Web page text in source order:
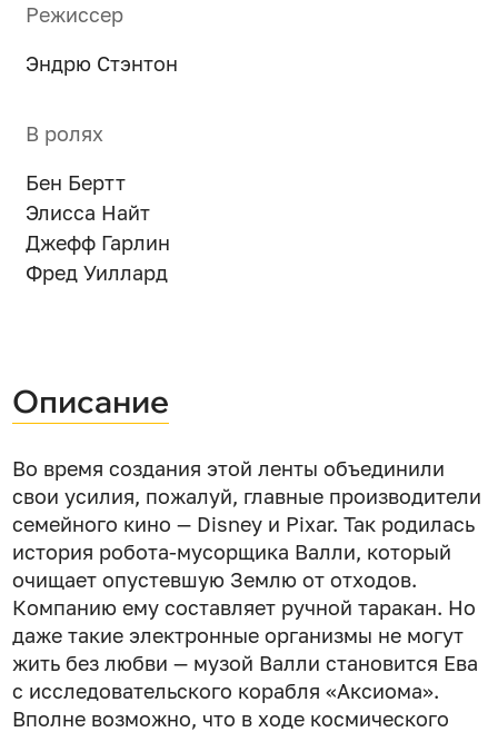
Режиссер
Эндрю Стэнтон
В ролях
Бен Бертт
Элисса Найт
Джефф Гарлин
Фред Уиллард
Описание
Во время создания этой ленты объединили
свои усилия, пожалуй, главные производители
семейного кино — Disney и Pixar. Так родилась
история робота-мусорщика Валли, который
очищает опустевшую Землю от отходов.
Компанию ему составляет ручной таракан. Но
даже такие электронные организмы не могут
жить без любви — музой Валли становится Ева
с исследовательского корабля «Аксиома».
Вполне возможно, что в ходе космического